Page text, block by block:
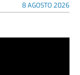
8 AGOSTO 2026